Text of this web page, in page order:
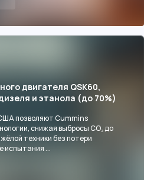
двигателя QSK60,
и этанола (до 70%)
позволяют Cummins
снижая выбросы CO₂ до
техники без потери
испытания ...